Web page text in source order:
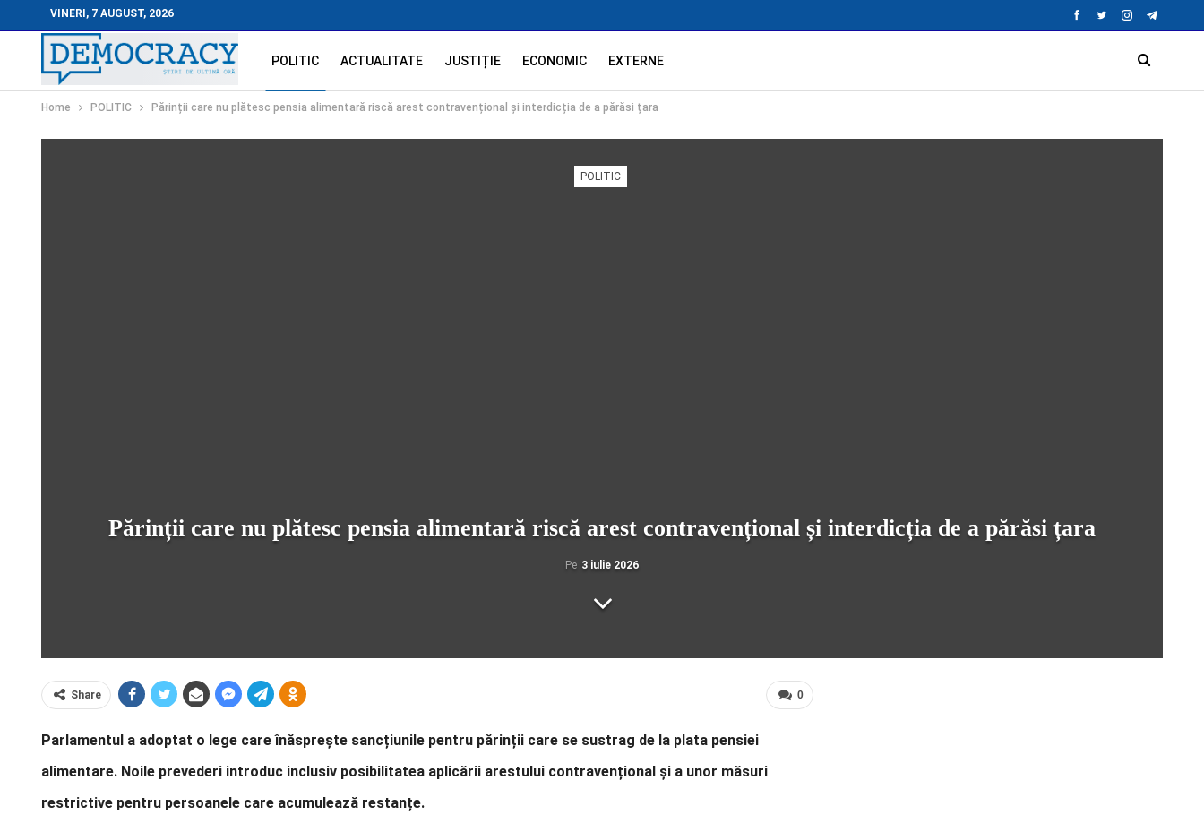
VINERI, 7 AUGUST, 2026
POLITIC ACTUALITATE JUSTIȚIE ECONOMIC EXTERNE
Home POLITIC Părinții care nu plătesc pensia alimentară riscă arest contravențional și interdicția de a părăsi țara
POLITIC
Părinții care nu plătesc pensia alimentară riscă arest contravențional și interdicția de a părăsi țara
Pe 3 iulie 2026
0
Share
Parlamentul a adoptat o lege care înăsprește sancțiunile pentru părinții care se sustrag de la plata pensiei
alimentare. Noile prevederi introduc inclusiv posibilitatea aplicării arestului contravențional și a unor măsuri
restrictive pentru persoanele care acumulează restanțe.